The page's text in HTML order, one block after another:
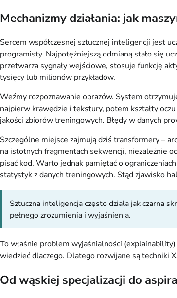
Mechanizmy działania: jak
Sercem współczesnej sztucznej inteligencji jest
programisty. Najpotężniejszą odmianą stało się
przetwarza sygnały wejściowe, stosuje funkcję
tysięcy lub milionów przykładów.
Weźmy rozpoznawanie obrazów. System
najpierw krawędzie i tekstury, potem kształty
jakości zbiorów treningowych. Błędy w danych
Szczególne miejsce zajmują dziś transformery –
na istotnych fragmentach sekwencji, niezależnie
pisać kod. Warto jednak pamiętać o
statystyk z danych treningowych. Stąd zjawisko
Sztuczna inteligencja często działa jak czarna
pełnego zrozumienia i wyjaśnienia.
To właśnie problem wyjaśnialności
wiedzieć dlaczego. Dlatego rozwijane są techniki
Od wąskiej specjalizacji do